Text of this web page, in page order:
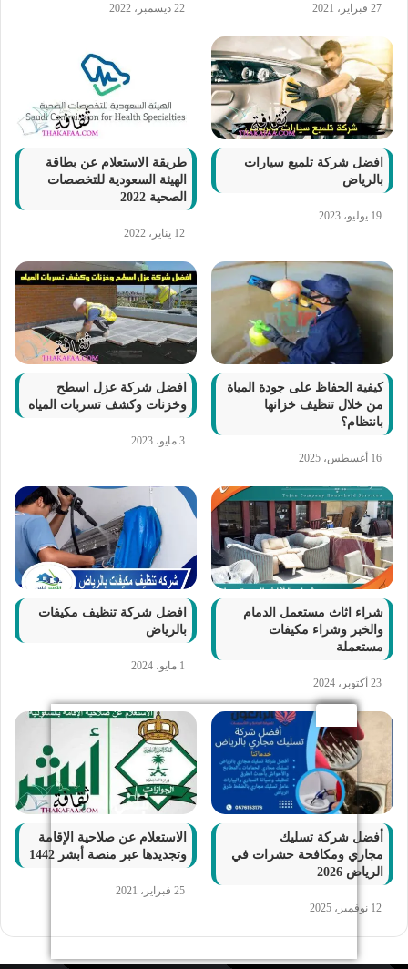
27 فبراير، 2021 22 ديسمبر، 2022
افضل شركة تلميع سيارات
بالرياض
19 يوليو، 2023
طريقة الاستعلام عن بطاقة
الهيئة السعودية للتخصصات
الصحية 2022
12 يناير، 2022
كيفية الحفاظ على جودة المياة
من خلال تنظيف خزانها
بانتظام؟
16 أغسطس، 2025
افضل شركة عزل اسطح
وخزنات وكشف تسربات المياه
3 مايو، 2023
شراء اثاث مستعمل الدمام
والخبر وشراء مكيفات
مستعملة
23 أكتوبر، 2024
افضل شركة تنظيف مكيفات
بالرياض
1 مايو، 2024
أفضل شركة تسليك
مجاري ومكافحة حشرات في
الرياض 2026
12 نوفمبر، 2025
الاستعلام عن صلاحية الإقامة
وتجديدها عبر منصة أبشر 1442
25 فبراير، 2021